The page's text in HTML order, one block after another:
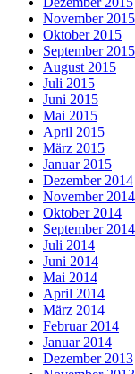
November 2015
Oktober 2015
September 2015
August 2015
Juli 2015
Juni 2015
Mai 2015
April 2015
März 2015
Januar 2015
Dezember 2014
November 2014
Oktober 2014
September 2014
Juli 2014
Juni 2014
Mai 2014
April 2014
März 2014
Februar 2014
Januar 2014
Dezember 2013